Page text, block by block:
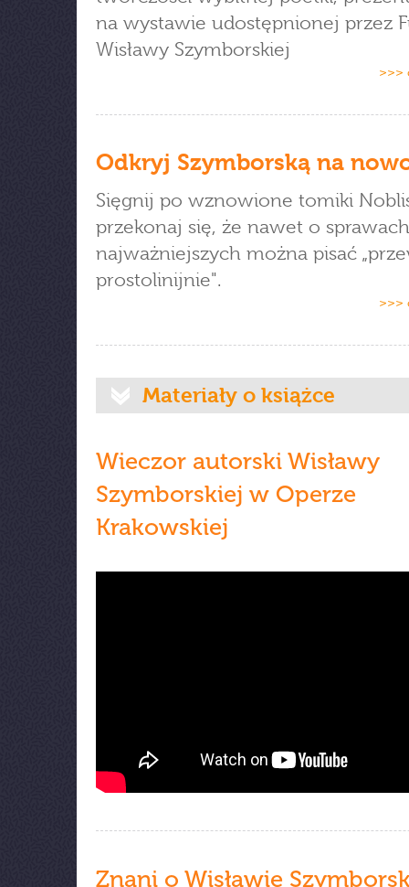
na wystawie udostępnionej przez
Wisławy Szymborskiej
>>>
Odkryj Szymborską na
Sięgnij po wznowione tomiki
przekonaj się, że nawet o sprawach
najważniejszych można pisać
prostolinijnie".
>>>
Materiały o książce
Wieczor autorski Wisławy
Szymborskiej w Operze
Krakowskiej
Znani o Wisławie